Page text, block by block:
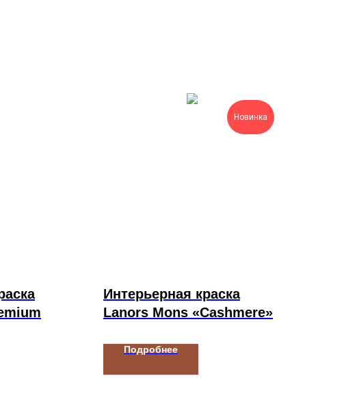
Новинка
Интерьерная краска
Lanors Mons «Cashmere»
Подробнее